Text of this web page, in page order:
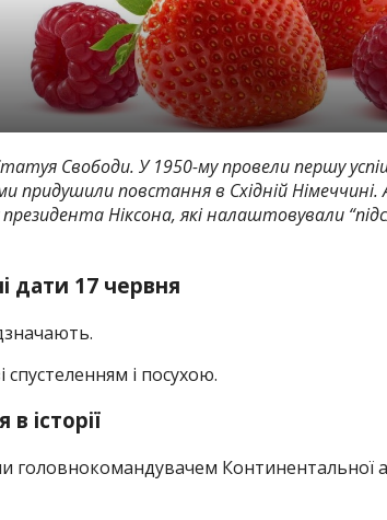
Свободи. У 1950-му провели першу
придушили повстання в Східній Німеччині.
Ніксона, які налаштовували
дати 17 червня
і посухою.
історії
головнокомандувачем Континентальної